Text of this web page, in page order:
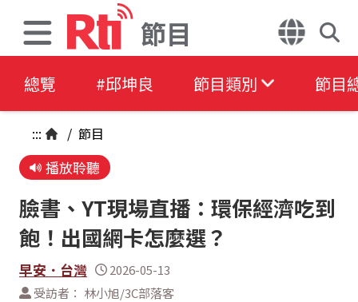
節目
總覽 #邱坤良 節目類別 節目
::: / 節目
播放聆聽
臉書、YT現場直播：環保經濟吃到
飽！出國網卡怎麼選？
早安．台灣
2026-05-13
受訪者： 林小旭/3C部落客